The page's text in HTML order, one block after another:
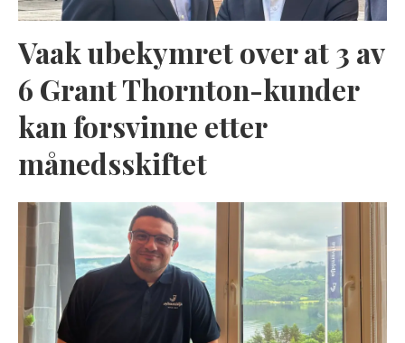
Vaak ubekymret over at 3 av
6 Grant Thornton-kunder
kan forsvinne etter
månedsskiftet